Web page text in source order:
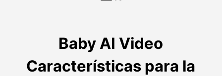
Baby AI Video
Características para la